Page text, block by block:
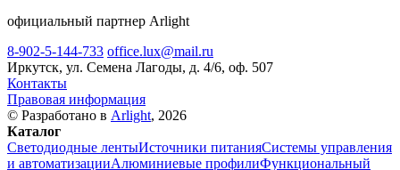
официальный партнер Arlight
8-902-5-144-733 office.lux@mail.ru
Иркутск, ул. Семена Лагоды, д. 4/6, оф. 507
Контакты
Правовая информация
© Разработано в Arlight, 2026
Каталог
Светодиодные лентыИсточники питанияСистемы управления
и автоматизацииАлюминиевые профилиФункциональный